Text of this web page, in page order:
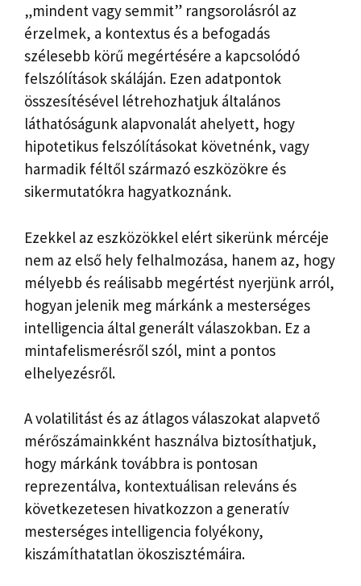
„mindent vagy semmit” rangsorolásról az
érzelmek, a kontextus és a befogadás
szélesebb körű megértésére a kapcsolódó
felszólítások skáláján. Ezen adatpontok
összesítésével létrehozhatjuk általános
láthatóságunk alapvonalát ahelyett, hogy
hipotetikus felszólításokat követnénk, vagy
harmadik féltől származó eszközökre és
sikermutatókra hagyatkoznánk.
Ezekkel az eszközökkel elért sikerünk mércéje
nem az első hely felhalmozása, hanem az, hogy
mélyebb és reálisabb megértést nyerjünk arról,
hogyan jelenik meg márkánk a mesterséges
intelligencia által generált válaszokban. Ez a
mintafelismerésről szól, mint a pontos
elhelyezésről.
A volatilitást és az átlagos válaszokat alapvető
mérőszámainkként használva biztosíthatjuk,
hogy márkánk továbbra is pontosan
reprezentálva, kontextuálisan releváns és
következetesen hivatkozzon a generatív
mesterséges intelligencia folyékony,
kiszámíthatatlan ökoszisztémáira.